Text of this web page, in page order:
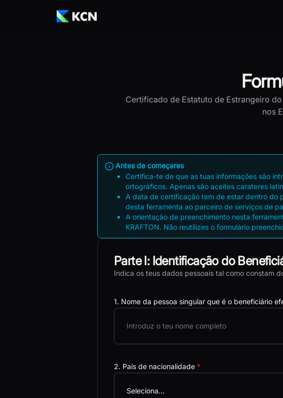
Certificado de Estatuto de Estrangeiro
nos
Antes de começares
Certifica-te de que as tuas informações são
ortográficos. Apenas são aceites carateres
A data de certificação tem de estar dentro do
desta ferramenta ao parceiro de serviços de
A orientação de preenchimento nesta
KRAFTON. Não reutilizes o formulário
Parte I: Identificação do
Indica os teus dados pessoais tal como constam
1. Nome da pessoa singular que é o beneficiário
2. País de nacionalidade *
Seleciona...